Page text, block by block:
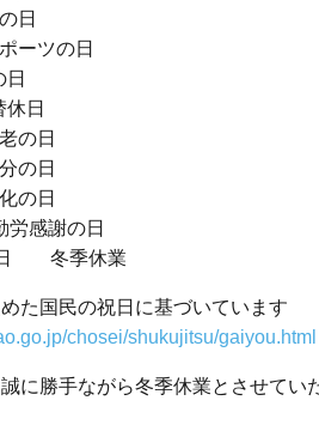
日
ツの日
日
の日
の日
の日
感謝の日
日 冬季休業
た国民の祝日に基づいています
chosei/shukujitsu/gaiyou.html
に勝手ながら冬季休業とさせてい